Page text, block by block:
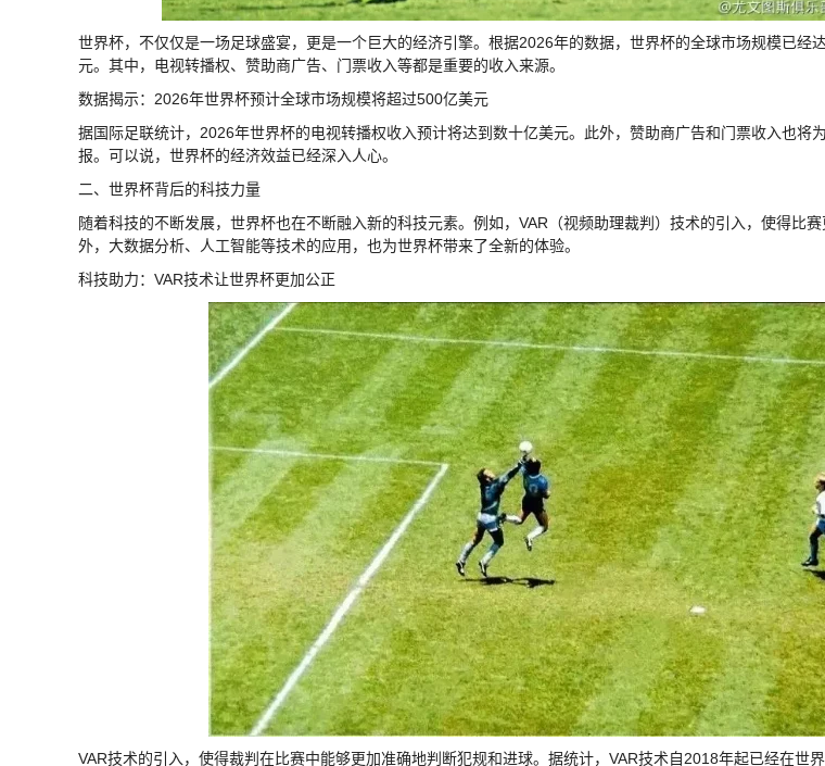
世界杯，不仅仅是一场足球盛宴，更是一个巨大的经济引擎。根据2026年的数据，世界杯的全球市场规模已经
元。其中，电视转播权、赞助商广告、门票收入等都是重要的收入来源。
数据揭示：2026年世界杯预计全球市场规模将超过500亿美元
据国际足联统计，2026年世界杯的电视转播权收入预计将达到数十亿美元。此外，赞助商广告和门票收入也将
报。可以说，世界杯的经济效益已经深入人心。
二、世界杯背后的科技力量
随着科技的不断发展，世界杯也在不断融入新的科技元素。例如，VAR（视频助理裁判）技术的引入，使得比
外，大数据分析、人工智能等技术的应用，也为世界杯带来了全新的体验。
科技助力：VAR技术让世界杯更加公正
VAR技术的引入，使得裁判在比赛中能够更加准确地判断犯规和进球。据统计，VAR技术自2018年起已经在世